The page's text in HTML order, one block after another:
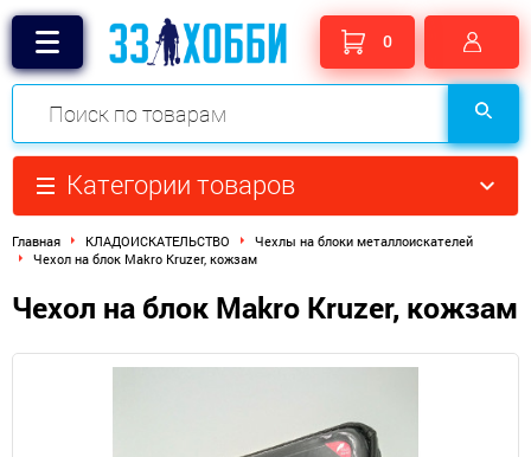
0
Категории товаров
Главная КЛАДОИСКАТЕЛЬСТВО
Чехлы на блоки металлоискателей
Чехол на блок Makro Kruzer, кожзам
Чехол на блок Makro Kruzer, кожзам